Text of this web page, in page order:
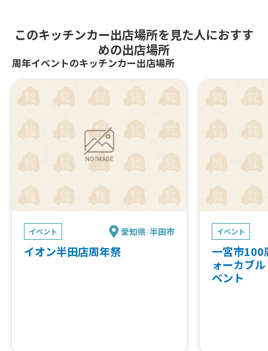
このキッチンカー出店場所を見た人におすす
めの出店場所
周年イベントのキッチンカー出店場所
イベント 愛知県 半田市
イオン半田店周年祭
イベント
一宮市100
ォーカブ
ベント